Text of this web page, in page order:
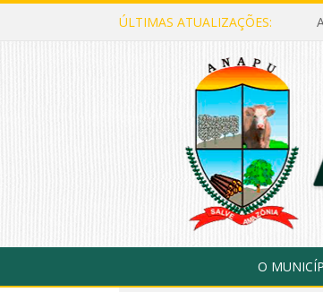
ÚLTIMAS ATUALIZAÇÕES:
O